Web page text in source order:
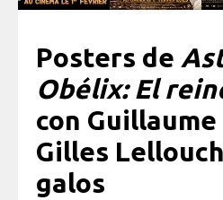
Posters de
Obélix: El
con
Gilles
galos